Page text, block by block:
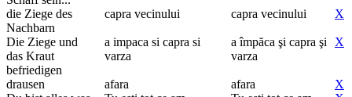
die Ziege des
Nachbarn
capra vecinului capra vecinului X
Die Ziege und
das Kraut
befriedigen
a impaca si capra si
varza
a împăca şi capra şi
varza
X
drausen afara afara
X